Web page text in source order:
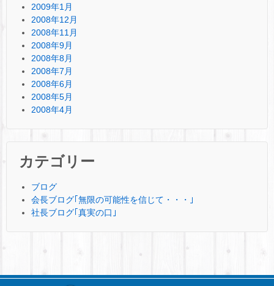
2009年1月
2008年12月
2008年11月
2008年9月
2008年8月
2008年7月
2008年6月
2008年5月
2008年4月
カテゴリー
ブログ
会長ブログ｢無限の可能性を信じて・・・｣
社長ブログ｢真実の口｣